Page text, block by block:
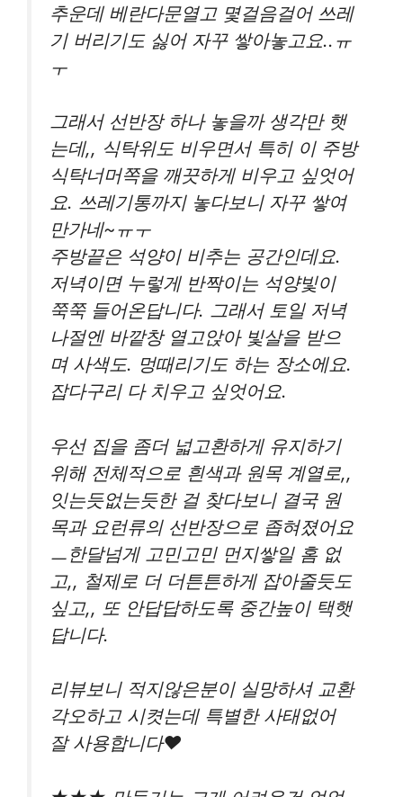
추운데 베란다문열고 몇걸음걸어 쓰레
기 버리기도 싫어 자꾸 쌓아놓고요..ㅠ
ㅜ
그래서 선반장 하나 놓을까 생각만 햇
는데,, 식탁위도 비우면서 특히 이 주방
식탁너머쪽을 깨끗하게 비우고 싶엇어
요. 쓰레기통까지 놓다보니 자꾸 쌓여
만가네~ㅠㅜ
주방끝은 석양이 비추는 공간인데요.
저녁이면 누렇게 반짝이는 석양빛이
쭉쭉 들어온답니다. 그래서 토일 저녁
나절엔 바깥창 열고앉아 빛살을 받으
며 사색도. 멍때리기도 하는 장소에요.
잡다구리 다 치우고 싶엇어요.
우선 집을 좀더 넓고환하게 유지하기
위해 전체적으로 흰색과 원목 계열로,,
잇는듯없는듯한 걸 찾다보니 결국 원
목과 요런류의 선반장으로 좁혀졌어요
ㅡ한달넘게 고민고민 먼지쌓일 홈 없
고,, 철제로 더 더튼튼하게 잡아줄듯도
싶고,, 또 안답답하도록 중간높이 택햇
답니다.
리뷰보니 적지않은분이 실망하셔 교환
각오하고 시켯는데 특별한 사태없어
잘 사용합니다♥